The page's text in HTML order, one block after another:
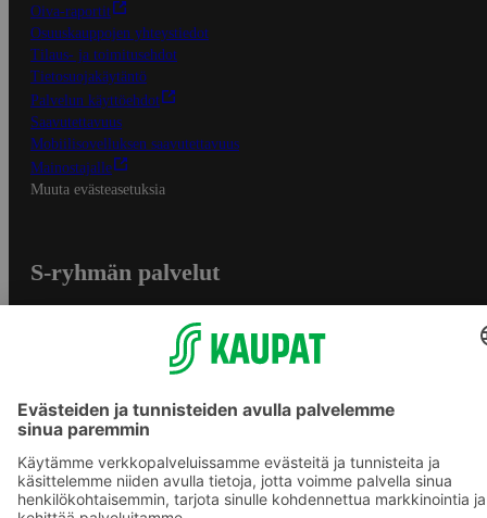
Oiva-raportit
Osuuskauppojen yhteystiedot
Tilaus- ja toimitusehdot
Tietosuojakäytäntö
Palvelun käyttöehdot
Saavutettavuus
Mobiilisovelluksen saavutettavuus
Mainostajalle
Muuta evästeasetuksia
S-ryhmän palvelut
S-ostoslista -sovellus
Prisma.fi
Sokos.fi
S-Pankki
Yhteishyvä